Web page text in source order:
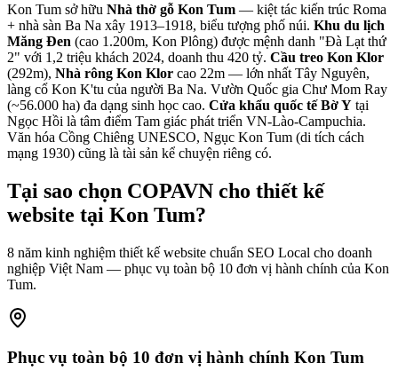
Kon Tum sở hữu Nhà thờ gỗ Kon Tum — kiệt tác kiến trúc Roma
+ nhà sàn Ba Na xây 1913–1918, biểu tượng phố núi. Khu du lịch
Măng Đen (cao 1.200m, Kon Plông) được mệnh danh "Đà Lạt thứ
2" với 1,2 triệu khách 2024, doanh thu 420 tỷ. Cầu treo Kon Klor
(292m), Nhà rông Kon Klor cao 22m — lớn nhất Tây Nguyên,
làng cổ Kon K'tu của người Ba Na. Vườn Quốc gia Chư Mom Ray
(~56.000 ha) đa dạng sinh học cao. Cửa khẩu quốc tế Bờ Y tại
Ngọc Hồi là tâm điểm Tam giác phát triển VN-Lào-Campuchia.
Văn hóa Cồng Chiêng UNESCO, Ngục Kon Tum (di tích cách
mạng 1930) cũng là tài sản kể chuyện riêng có.
Tại sao chọn COPAVN cho thiết kế
website tại Kon Tum?
8 năm kinh nghiệm thiết kế website chuẩn SEO Local cho doanh
nghiệp Việt Nam — phục vụ toàn bộ 10 đơn vị hành chính của Kon
Tum.
Phục vụ toàn bộ 10 đơn vị hành chính Kon Tum